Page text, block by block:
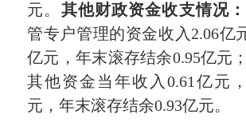
元。 其他财政资金收支情况：
管专户管理的资金收入2.06亿
亿元，年末滚存结余0.95亿元
其他资金当年收入0.61亿元
元，年末滚存结余0.93亿元。